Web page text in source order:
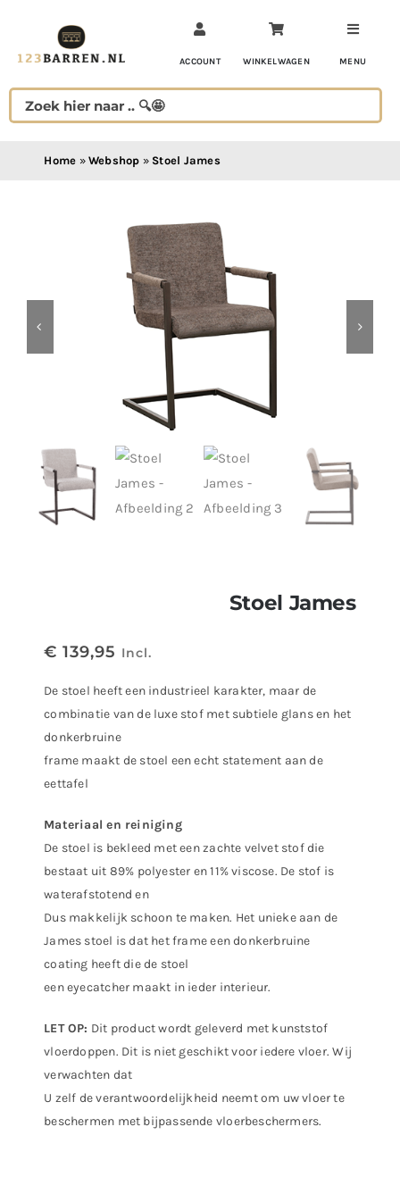
inhoud
ACCOUNT WINKELWAGEN MENU
Home » Webshop » Stoel James
Stoel James
€ 139,95 Incl.
De stoel heeft een industrieel karakter, maar de
combinatie van de luxe stof met subtiele glans en het
donkerbruine
frame maakt de stoel een echt statement aan de
eettafel
Materiaal en reiniging
De stoel is bekleed met een zachte velvet stof die
bestaat uit 89% polyester en 11% viscose. De stof is
waterafstotend en
Dus makkelijk schoon te maken. Het unieke aan de
James stoel is dat het frame een donkerbruine
coating heeft die de stoel
een eyecatcher maakt in ieder interieur.
LET OP: Dit product wordt geleverd met kunststof
vloerdoppen. Dit is niet geschikt voor iedere vloer. Wij
verwachten dat
U zelf de verantwoordelijkheid neemt om uw vloer te
beschermen met bijpassende vloerbeschermers.